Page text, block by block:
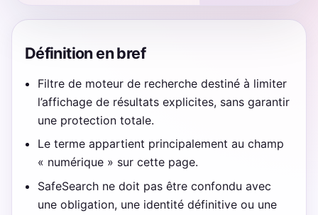
Définition en bref
Filtre de moteur de recherche destiné à limiter
l’affichage de résultats explicites, sans garantir
une protection totale.
Le terme appartient principalement au champ
« numérique » sur cette page.
SafeSearch ne doit pas être confondu avec
une obligation, une identité définitive ou une